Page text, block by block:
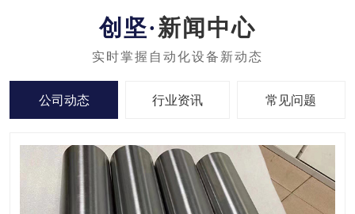
新闻中心
公司动态 行业资讯 常见问题